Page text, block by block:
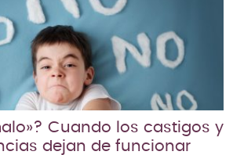
Cuando los castigos y
dejan de funcionar